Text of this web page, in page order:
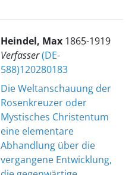
Heindel, Max 1865-1919
Verfasser(DE-
588)120280183
Die Weltanschauung der
Rosenkreuzer oder
Mystisches Christentum
eine elementare
Abhandlung über die
vergangene Entwicklung,